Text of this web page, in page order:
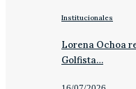
Institucionales
Lorena Ochoa
Golfista…